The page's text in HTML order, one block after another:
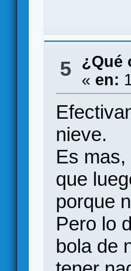
5 ¿Qué
« en:
nieve.
Es
que
porque
Pero lo
bola de